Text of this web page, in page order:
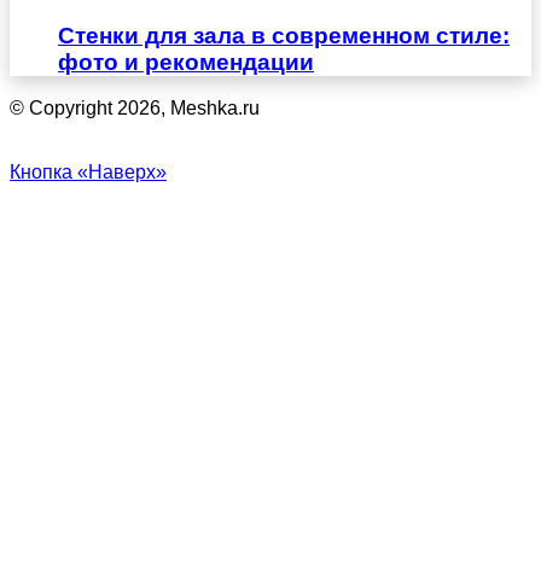
Стенки для зала в современном стиле:
фото и рекомендации
© Copyright 2026, Meshka.ru
Кнопка «Наверх»